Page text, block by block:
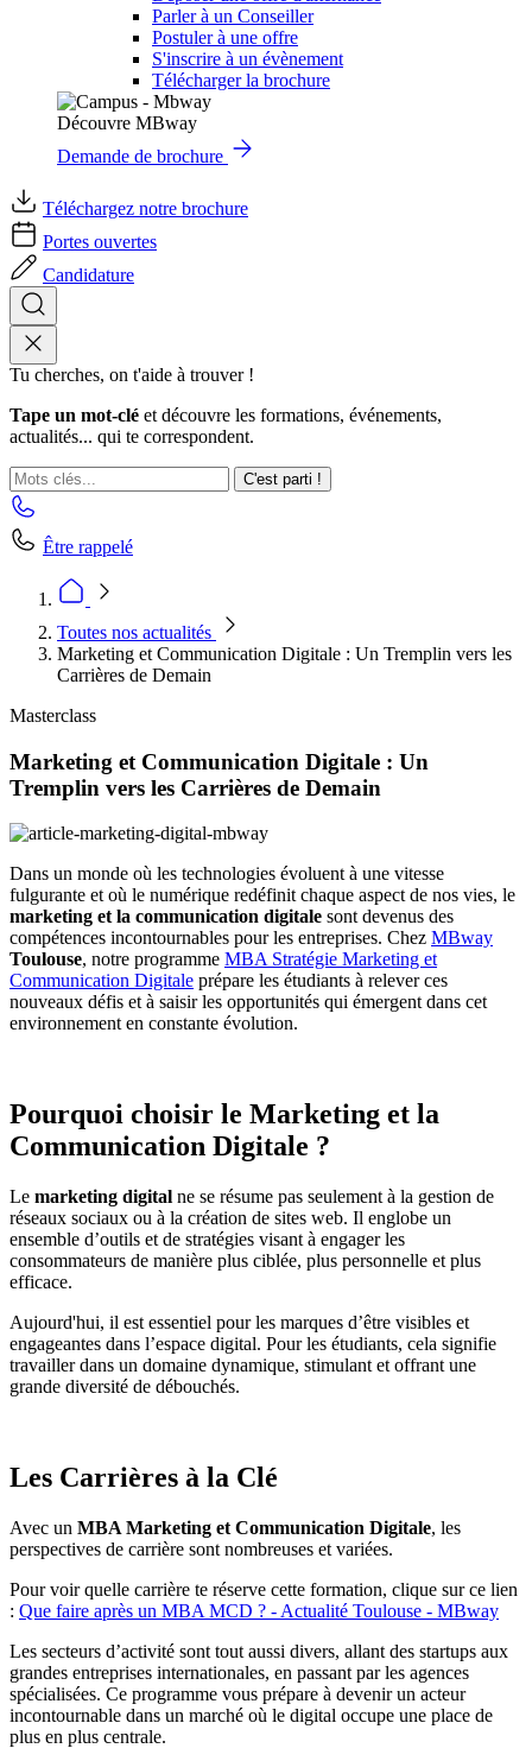
Parler à un Conseiller
Postuler à une offre
S'inscrire à un évènement
Télécharger la brochure
Découvre MBway
Demande de brochure
Téléchargez notre brochure
Portes ouvertes
Candidature
Tu cherches, on t'aide à trouver !
Tape un mot-clé et découvre les formations, événements,
actualités... qui te correspondent.
C'est parti !
Être rappelé
Toutes nos actualités
Marketing et Communication Digitale : Un Tremplin vers les
Carrières de Demain
Masterclass
Marketing et Communication Digitale : Un
Tremplin vers les Carrières de Demain
Dans un monde où les technologies évoluent à une vitesse
fulgurante et où le numérique redéfinit chaque aspect de nos vies, le
marketing et la communication digitale sont devenus des
compétences incontournables pour les entreprises. Chez MBway
Toulouse, notre programme MBA Stratégie Marketing et
Communication Digitale prépare les étudiants à relever ces
nouveaux défis et à saisir les opportunités qui émergent dans cet
environnement en constante évolution.
Pourquoi choisir le Marketing et la
Communication Digitale ?
Le marketing digital ne se résume pas seulement à la gestion de
réseaux sociaux ou à la création de sites web. Il englobe un
ensemble d’outils et de stratégies visant à engager les
consommateurs de manière plus ciblée, plus personnelle et plus
efficace.
Aujourd'hui, il est essentiel pour les marques d’être visibles et
engageantes dans l’espace digital. Pour les étudiants, cela signifie
travailler dans un domaine dynamique, stimulant et offrant une
grande diversité de débouchés.
Les Carrières à la Clé
Avec un MBA Marketing et Communication Digitale, les
perspectives de carrière sont nombreuses et variées.
Pour voir quelle carrière te réserve cette formation, clique sur ce lien
: Que faire après un MBA MCD ? - Actualité Toulouse - MBway
Les secteurs d’activité sont tout aussi divers, allant des startups aux
grandes entreprises internationales, en passant par les agences
spécialisées. Ce programme vous prépare à devenir un acteur
incontournable dans un marché où le digital occupe une place de
plus en plus centrale.